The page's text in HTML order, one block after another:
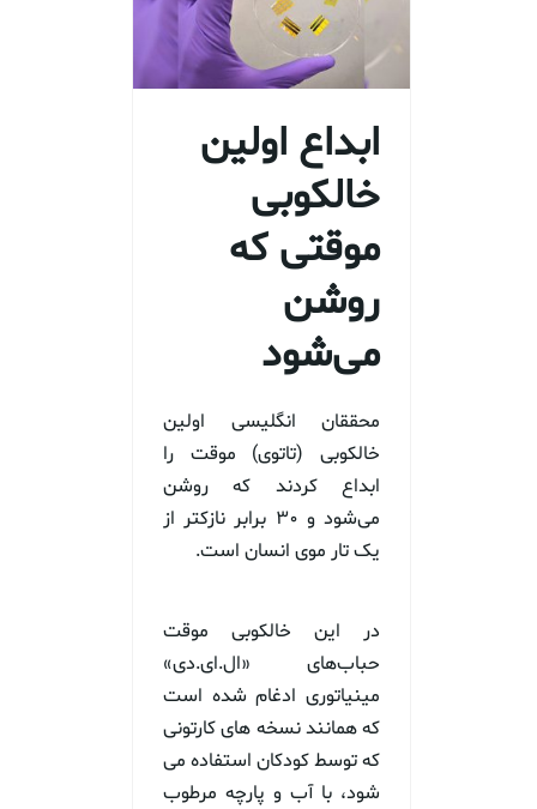
ابداع اولین
خالکوبی
موقتی که
روشن
می‌شود
محققان انگلیسی اولین
خالکوبی (تاتوی) موقت را
ابداع کردند که روشن
می‌شود و ۳۰ برابر نازکتر از
یک تار موی انسان است.
در این خالکوبی موقت
حباب‌های «ال.ای.دی»
مینیاتوری ادغام شده است
که همانند نسخه های کارتونی
که توسط کودکان استفاده می
شود، با آب و پارچه مرطوب